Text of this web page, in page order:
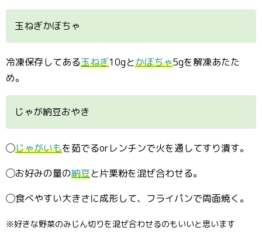
玉ねぎかぼちゃ
冷凍保存してある玉ねぎ10gとかぼちゃ5gを解凍あたた
め。
じゃが納豆おやき
◯じゃがいもを茹でるorレンチンで火を通してすり潰す。
◯お好みの量の納豆と片栗粉を混ぜ合わせる。
◯食べやすい大きさに成形して、フライパンで両面焼く。
※好きな野菜のみじん切りを混ぜ合わせるのもいいと思います